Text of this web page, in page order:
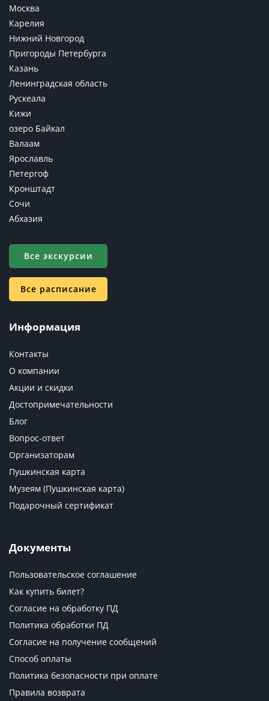
Москва
Карелия
Нижний Новгород
Пригороды Петербурга
Казань
Ленинградская область
Рускеала
Кижи
озеро Байкал
Валаам
Ярославль
Петергоф
Кронштадт
Сочи
Абхазия
Все экскурсии
Все расписание
Информация
Контакты
О компании
Акции и скидки
Достопримечательности
Блог
Вопрос-ответ
Организаторам
Пушкинская карта
Музеям (Пушкинская карта)
Подарочный сертификат
Документы
Пользовательское соглашение
Как купить билет?
Согласие на обработку ПД
Политика обработки ПД
Согласие на получение сообщений
Способ оплаты
Политика безопасности при оплате
Правила возврата